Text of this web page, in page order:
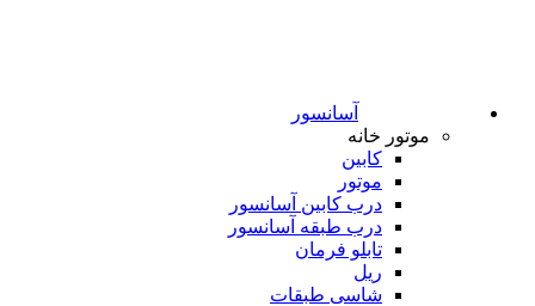
آسانسور
موتور خانه
کابین
موتور
درب کابین آسانسور
درب طبقه آسانسور
تابلو فرمان
ریل
شاسی طبقات